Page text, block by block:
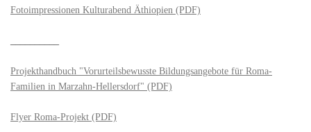
Fotoimpressionen Kulturabend Äthiopien (PDF)
Projekthandbuch "Vorurteilsbewusste Bildungsangebote für Roma-
Familien in Marzahn-Hellersdorf" (PDF)
Flyer Roma-Projekt (PDF)